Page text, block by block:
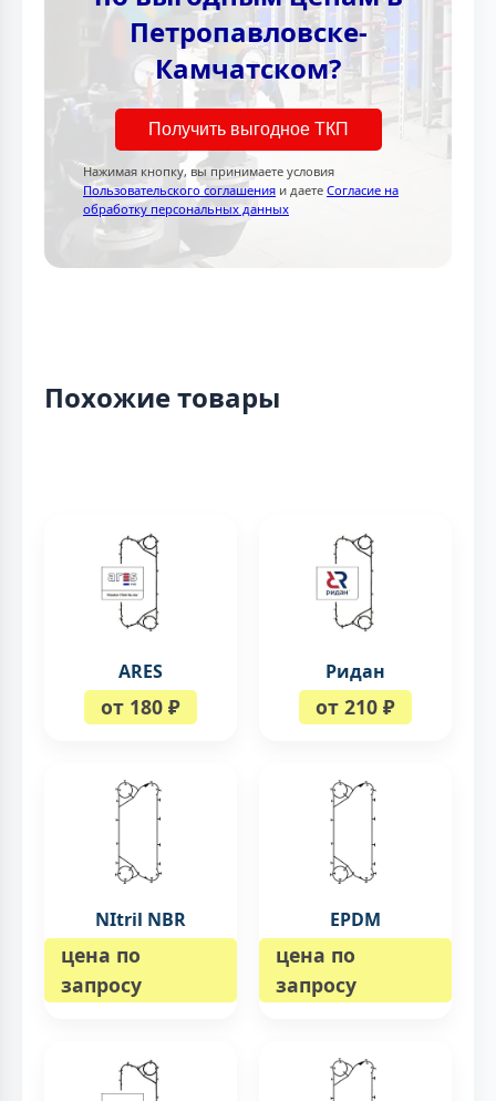
Петропавловске-
Камчатском?
Получить выгодное ТКП
Нажимая кнопку, вы принимаете условия
Пользовательского соглашения и даете Согласие на
обработку персональных данных
Похожие товары
ARES
от 180 ₽
Ридан
от 210 ₽
NItril NBR
цена по
запросу
EPDM
цена по
запросу